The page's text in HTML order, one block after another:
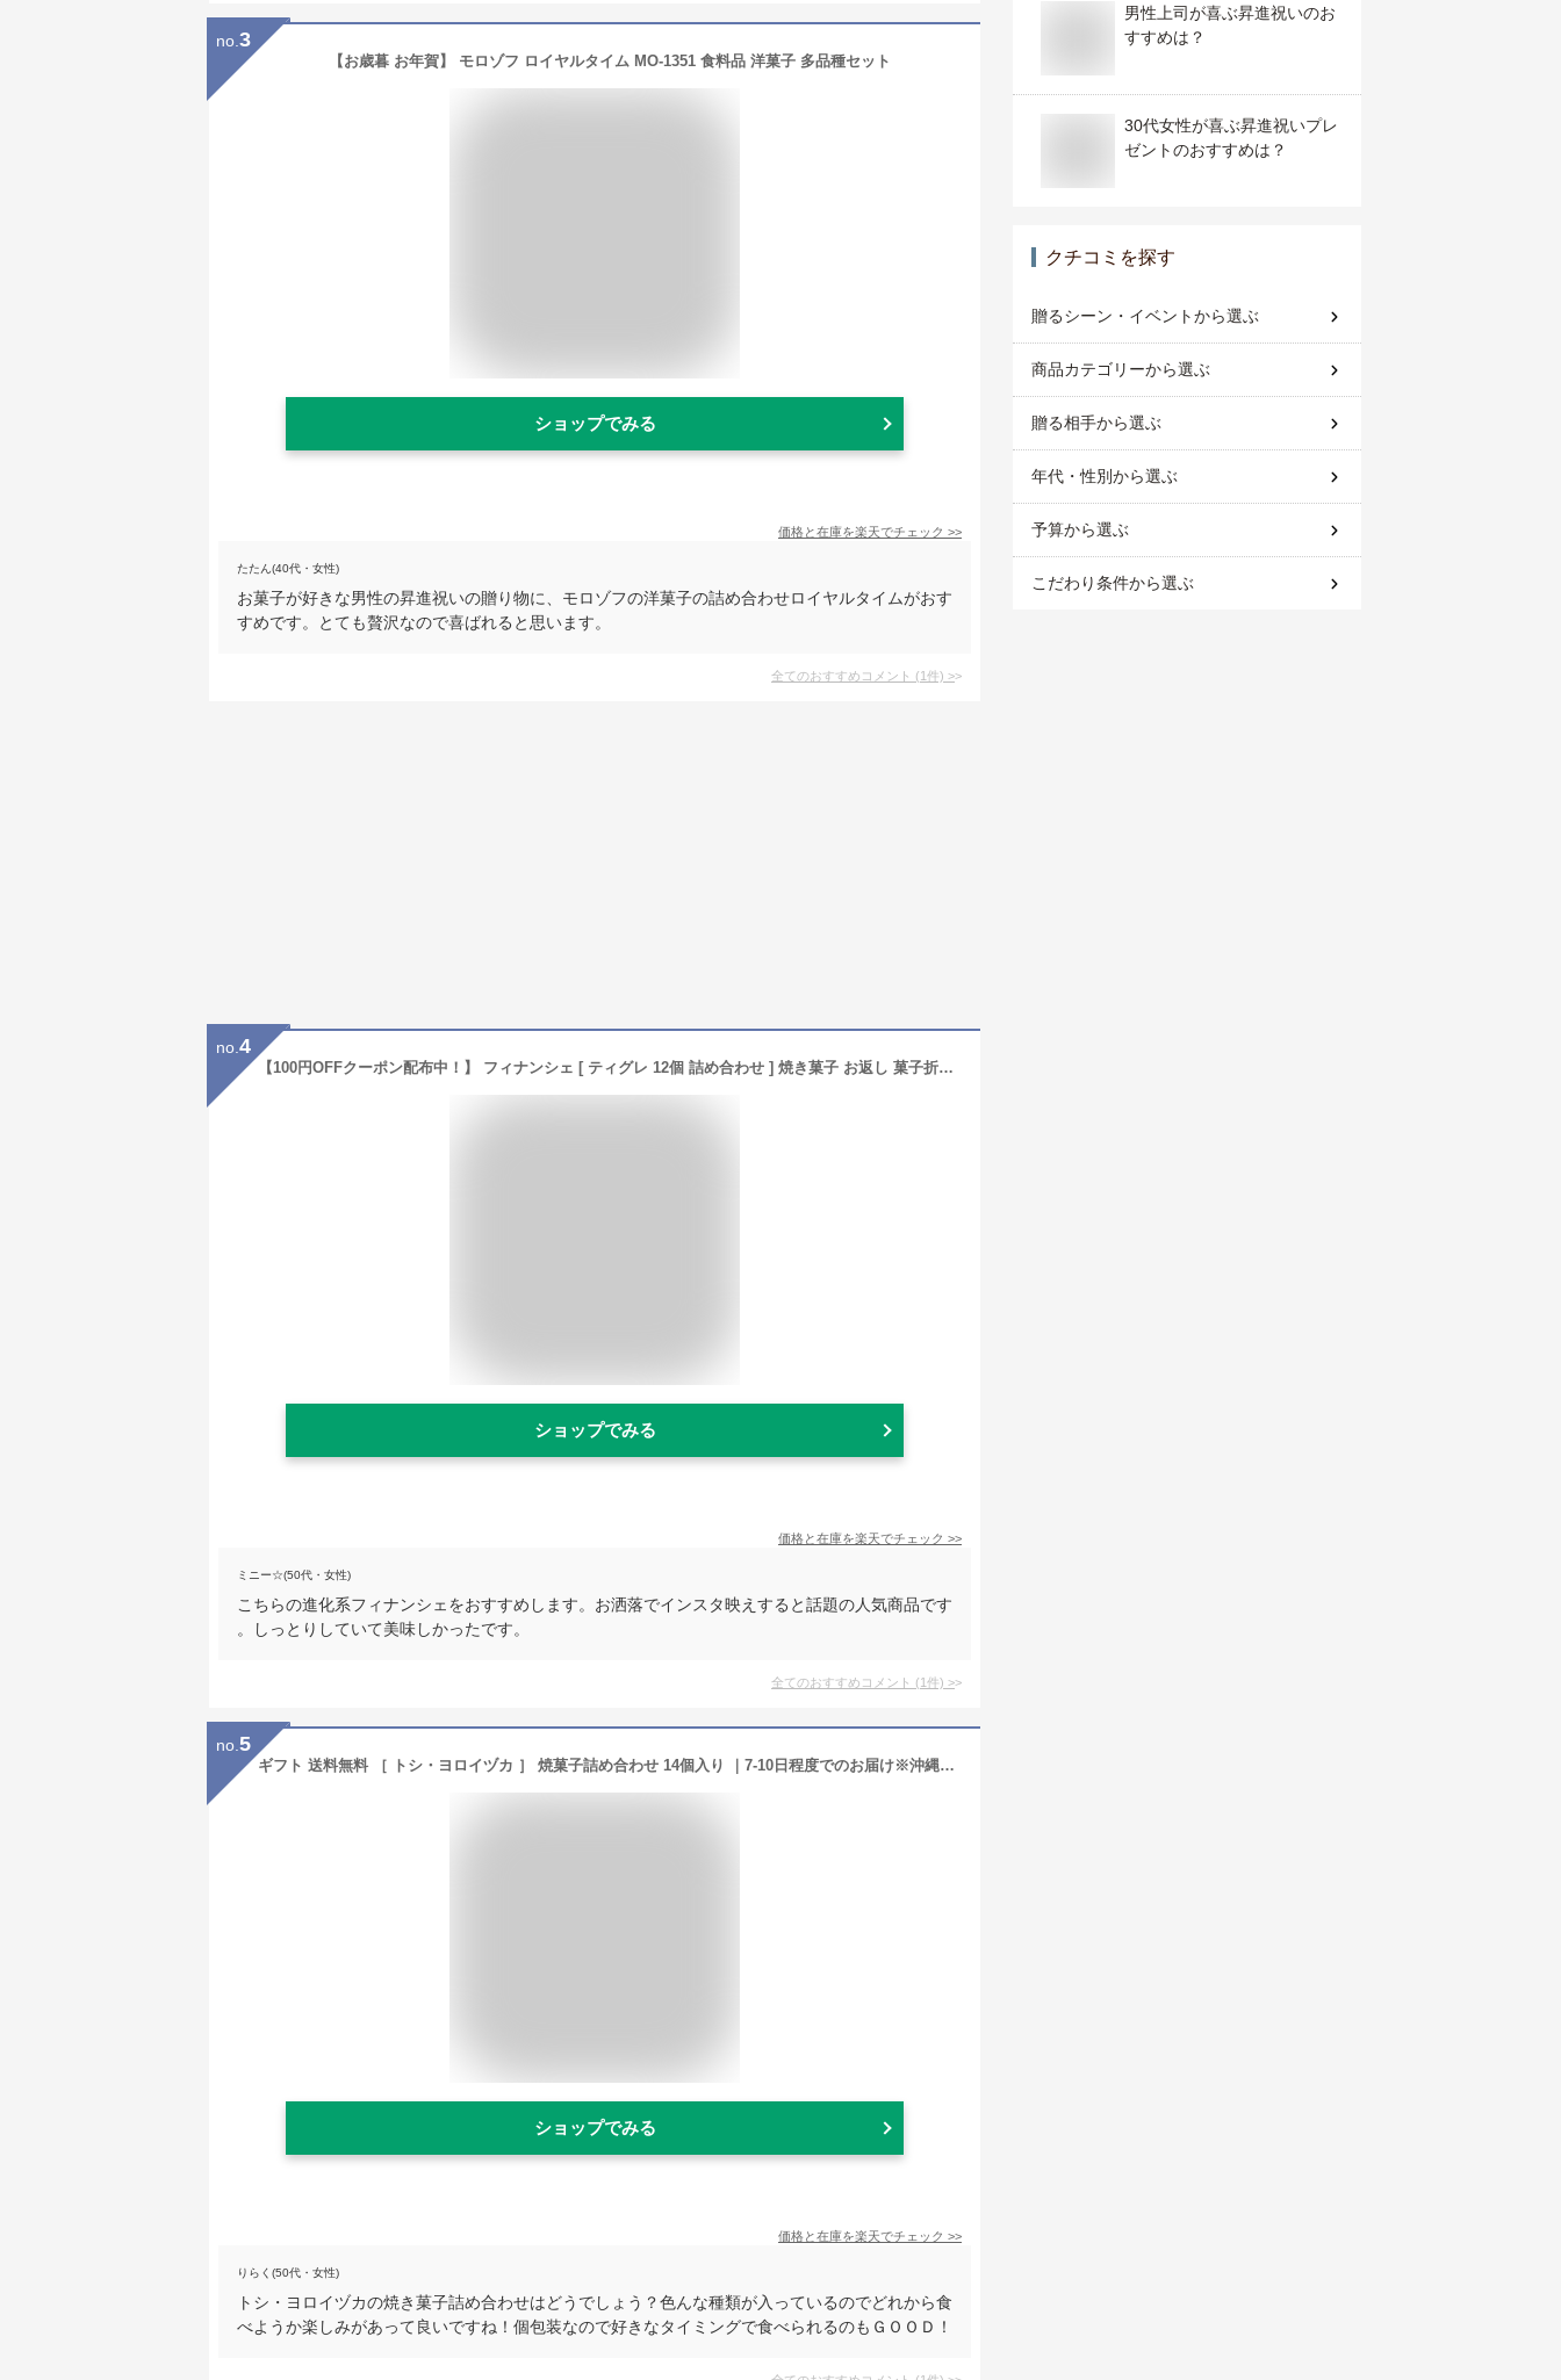
no. 3
【お歳暮 お年賀】 モロゾフ ロイヤルタイム MO-1351 食料品 洋菓子 多品種セット
ショップでみる
価格と在庫を楽天でチェック >>
たたん(40代・女性)
お菓子が好きな男性の昇進祝いの贈り物に、モロゾフの洋菓子の詰め合わせロイヤルタイムがおす
すめです。とても贅沢なので喜ばれると思います。
全てのおすすめコメント (1件) >
no. 4
【100円OFFクーポン配布中！】 フィナンシェ [ ティグレ 12個 詰め合わせ ] 焼き菓子 お返し 菓子折り プレゼント お礼 誕生日 御歳暮 おしゃれ かわいい 高級 スイーツ 洋菓子 手土産 贈り物 出産 結婚 内祝い 個包装 お祝い
ショップでみる
価格と在庫を楽天でチェック >>
ミニー☆(50代・女性)
こちらの進化系フィナンシェをおすすめします。お洒落でインスタ映えすると話題の人気商品です
。しっとりしていて美味しかったです。
全てのおすすめコメント (1件) >
no. 5
ギフト 送料無料 ［ トシ・ヨロイヅカ ］ 焼菓子詰め合わせ 14個入り ｜7-10日程度でのお届け※沖縄・離島へは届不可(直)
ショップでみる
価格と在庫を楽天でチェック >>
りらく(50代・女性)
トシ・ヨロイヅカの焼き菓子詰め合わせはどうでしょう？色んな種類が入っているのでどれから食
べようか楽しみがあって良いですね！個包装なので好きなタイミングで食べられるのもＧＯＯＤ！
男性上司が喜ぶ昇進祝いのお
すすめは？
30代女性が喜ぶ昇進祝いプレ
ゼントのおすすめは？
クチコミを探す
贈るシーン・イベントから選ぶ
商品カテゴリーから選ぶ
贈る相手から選ぶ
年代・性別から選ぶ
予算から選ぶ
こだわり条件から選ぶ